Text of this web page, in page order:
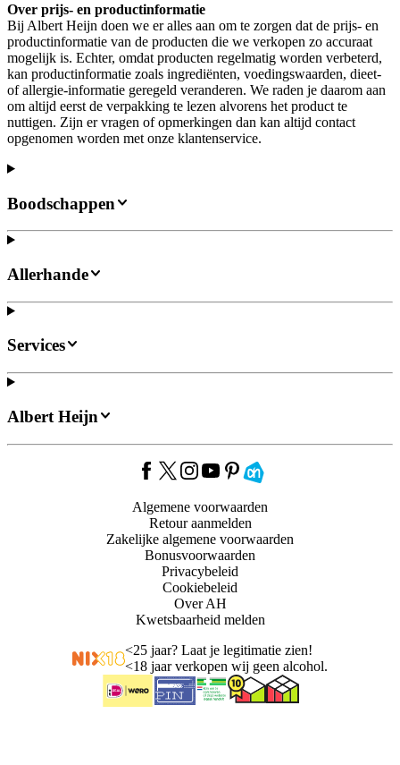
Over prijs- en productinformatie
Bij Albert Heijn doen we er alles aan om te zorgen dat de prijs- en
productinformatie van de producten die we verkopen zo accuraat
mogelijk is. Echter, omdat producten regelmatig worden verbeterd,
kan productinformatie zoals ingrediënten, voedingswaarden, dieet-
of allergie-informatie geregeld veranderen. We raden je daarom aan
om altijd eerst de verpakking te lezen alvorens het product te
nuttigen. Zijn er vragen of opmerkingen dan kan altijd contact
opgenomen worden met onze klantenservice.
Boodschappen
Allerhande
Services
Albert Heijn
Algemene voorwaarden
Retour aanmelden
Zakelijke algemene voorwaarden
Bonusvoorwaarden
Privacybeleid
Cookiebeleid
Over AH
Kwetsbaarheid melden
<25 jaar? Laat je legitimatie zien!
<18 jaar verkopen wij geen alcohol.